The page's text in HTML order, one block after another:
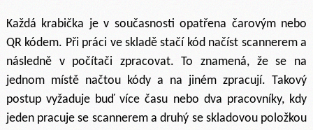
Každá krabička je v současnosti opatřena čarovým nebo
QR kódem. Při práci ve skladě stačí kód načíst scannerem a
následně v počítači zpracovat. To znamená, že se na
jednom místě načtou kódy a na jiném zpracují. Takový
postup vyžaduje buď více času nebo dva pracovníky, kdy
jeden pracuje se scannerem a druhý se skladovou položkou